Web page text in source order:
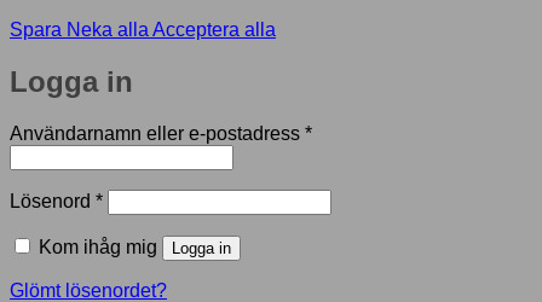
Spara Neka alla Acceptera alla
Logga in
Användarnamn eller e-postadress *Obligatoriskt
Lösenord *Obligatoriskt
Kom ihåg mig Logga in
Glömt lösenordet?